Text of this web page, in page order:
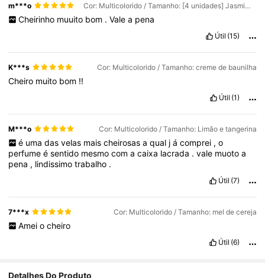
m***o Cor: Multicolorido / Tamanho: [4 unidades] Jasmim + Lavanda + Sândalo + Baunilha
Cheirinho muuito bom . Vale a pena
Útil (15)
K***s Cor: Multicolorido / Tamanho: creme de baunilha
Cheiro muito bom !!
Útil (1)
M***o Cor: Multicolorido / Tamanho: Limão e tangerina
é uma das velas mais cheirosas a qual j á comprei , o
perfumeésentido mesmocomacaixa lacrada .vale muotoa
pena , lindissimotrabalho .
Útil (7)
7***x Cor: Multicolorido / Tamanho: mel de cereja
Amei o cheiro
Útil (6)
Detalhes Do Produto